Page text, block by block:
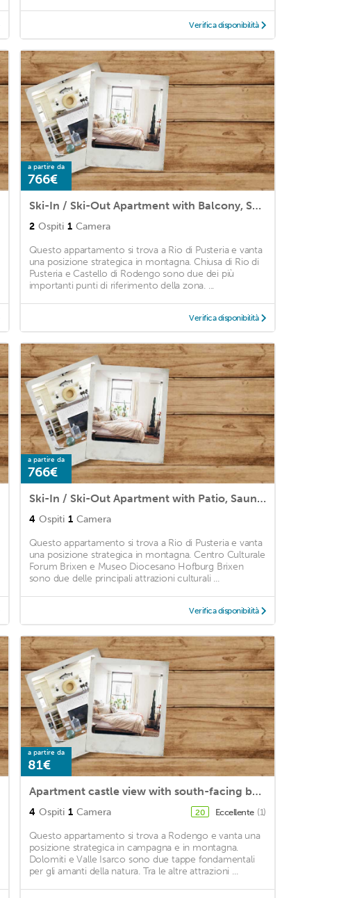
Verifica disponibilità
a partire da
766€
Ski-In / Ski-Out Apartment with Balcony, Sauna, & Jacuzzi; Pets Allowed, Parking Available
2 Ospiti 1 Camera
Questo appartamento si trova a Rio di Pusteria e vanta
una posizione strategica in montagna. Chiusa di Rio di
Pusteria e Castello di Rodengo sono due dei più
importanti punti di riferimento della zona. ...
Verifica disponibilità
a partire da
766€
Ski-In / Ski-Out Apartment with Patio, Sauna, & Jacuzzi; Pets Allowed, Parking Available
4 Ospiti 1 Camera
Questo appartamento si trova a Rio di Pusteria e vanta
una posizione strategica in montagna. Centro Culturale
Forum Brixen e Museo Diocesano Hofburg Brixen
sono due delle principali attrazioni culturali ...
Verifica disponibilità
a partire da
81€
Apartment castle view with south-facing balcony
4 Ospiti 1 Camera 20 Eccellente (1)
Questo appartamento si trova a Rodengo e vanta una
posizione strategica in campagna e in montagna.
Dolomiti e Valle Isarco sono due tappe fondamentali
per gli amanti della natura. Tra le altre attrazioni ...